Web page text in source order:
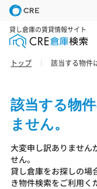
貸し倉庫の賃貸情報サイト
トップ 該当する物件
該当する物
ません。
大変申し訳ありません
せん。
貸し倉庫をお探しの場
き物件検索をご利用く